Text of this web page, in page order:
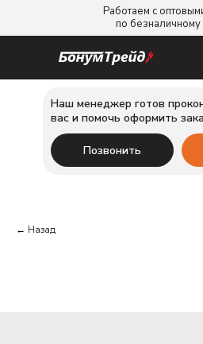
Работаем с
по безналичному
Позвонить
Наш менеджер готов
вас и помочь оформить
← Назад